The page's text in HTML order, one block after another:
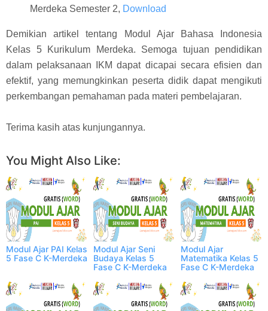
Merdeka Semester 2, Download
Demikian artikel tentang Modul Ajar Bahasa Indonesia
Kelas 5 Kurikulum Merdeka. Semoga tujuan pendidikan
dalam pelaksanaan IKM dapat dicapai secara efisien dan
efektif, yang memungkinkan peserta didik dapat mengikuti
perkembangan pemahaman pada materi pembelajaran.
Terima kasih atas kunjungannya.
You Might Also Like:
Modul Ajar PAI Kelas
5 Fase C K-Merdeka
Modul Ajar Seni
Budaya Kelas 5
Fase C K-Merdeka
Modul Ajar
Matematika Kelas 5
Fase C K-Merdeka